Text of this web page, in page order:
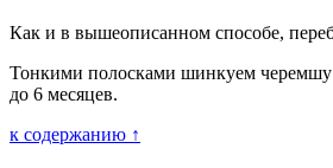
Как и в вышеописанном способе,
Тонкими полосками шинкуем черемшу
до 6 месяцев.
к содержанию ↑